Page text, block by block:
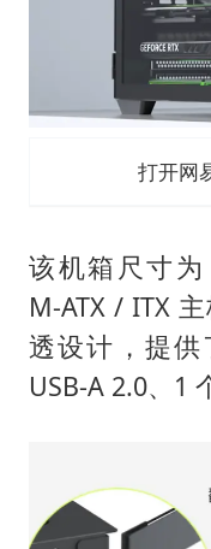
打开网
该机箱尺寸为
M-ATX / ITX
透设计，提供
USB-A 2.0、1